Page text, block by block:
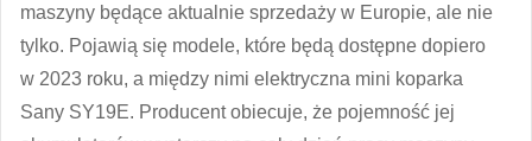
maszyny będące aktualnie sprzedaży w Europie, ale nie
tylko. Pojawią się modele, które będą dostępne dopiero
w 2023 roku, a między nimi elektryczna mini koparka
Sany SY19E. Producent obiecuje, że pojemność jej